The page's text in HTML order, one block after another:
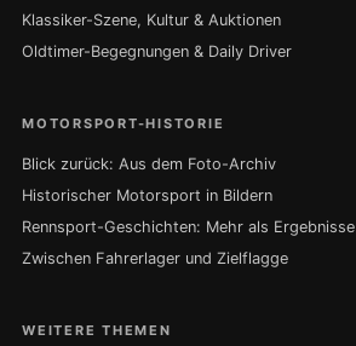
Klassiker-Szene, Kultur & Auktionen
Oldtimer-Begegnungen & Daily Driver
MOTORSPORT-HISTORIE
Blick zurück: Aus dem Foto-Archiv
Historischer Motorsport in Bildern
Rennsport-Geschichten: Mehr als Ergebnisse
Zwischen Fahrerlager und Zielflagge
WEITERE THEMEN